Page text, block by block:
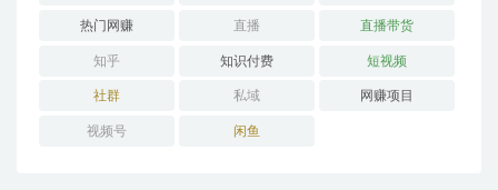
热门网赚 直播 直播带货
知乎 知识付费 短视频
社群 私域 网赚项目
视频号 闲鱼